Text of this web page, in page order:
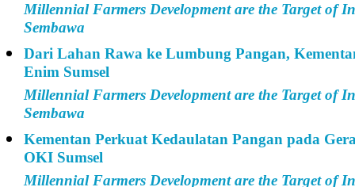
Millennial Farmers Development are the Target of
Sembawa
Dari Lahan Rawa ke Lumbung Pangan,
Enim Sumsel
Millennial Farmers Development are the Target of
Sembawa
Kementan Perkuat Kedaulatan Pangan pada
OKI Sumsel
Millennial Farmers Development are the Target of